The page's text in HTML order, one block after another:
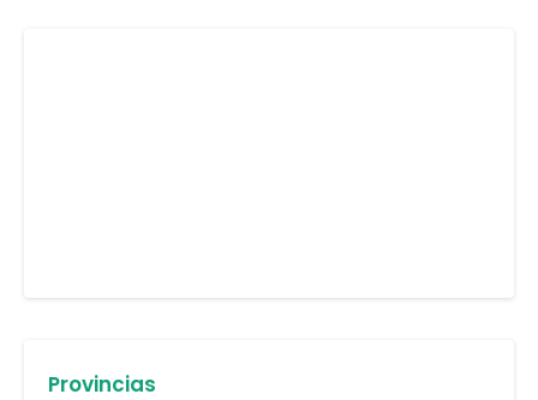
Provincias